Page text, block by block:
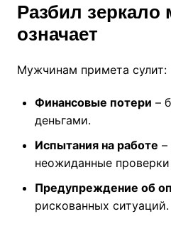
Разбил зеркало
означает
Мужчинам примета сулит:
Финансовые потери –
деньгами.
Испытания на работе
неожиданные
Предупреждение об
рискованных ситуаций.